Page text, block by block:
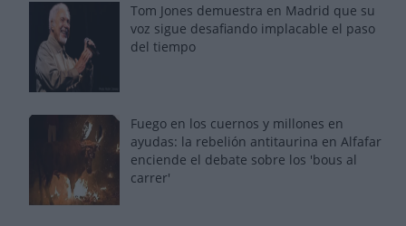
Tom Jones demuestra en Madrid que su
voz sigue desafiando implacable el paso
del tiempo
Fuego en los cuernos y millones en
ayudas: la rebelión antitaurina en Alfafar
enciende el debate sobre los 'bous al
carrer'